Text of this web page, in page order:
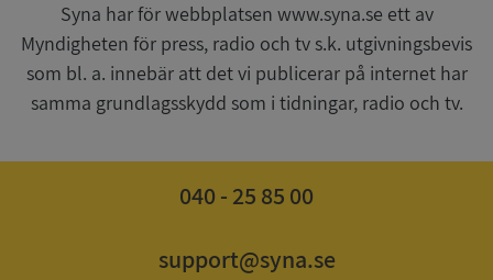
Syna har för webbplatsen www.syna.se ett av
Myndigheten för press, radio och tv s.k. utgivningsbevis
som bl. a. innebär att det vi publicerar på internet har
samma grundlagsskydd som i tidningar, radio och tv.
040 - 25 85 00
support@syna.se
__RequestVerificationToken
Microsoft
Corporation
upplysningar.syna.se
Session